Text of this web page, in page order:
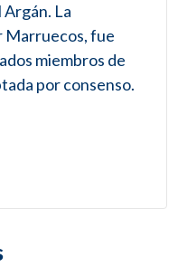
La
Marruecos, fue
miembros de
por consenso.